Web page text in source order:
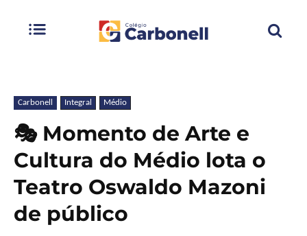
Carbonell Integral Médio
🎭 Momento de Arte e
Cultura do Médio lota o
Teatro Oswaldo Mazoni
de público